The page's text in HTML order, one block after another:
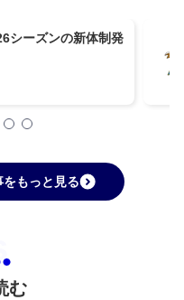
シーズンの新体制発
もっと見る
む